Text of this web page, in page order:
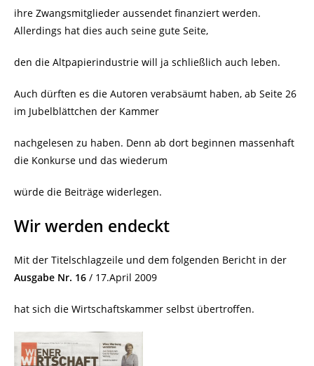
ihre Zwangsmitglieder aussendet finanziert werden.
Allerdings hat dies auch seine gute Seite,
den die Altpapierindustrie will ja schließlich auch leben.
Auch dürften es die Autoren verabsäumt haben, ab Seite 26
im Jubelblättchen der Kammer
nachgelesen zu haben. Denn ab dort beginnen massenhaft
die Konkurse und das wiederum
würde die Beiträge widerlegen.
Wir werden endeckt
Mit der Titelschlagzeile und dem folgenden Bericht in der
Ausgabe Nr. 16 / 17.April 2009
hat sich die Wirtschaftskammer selbst übertroffen.